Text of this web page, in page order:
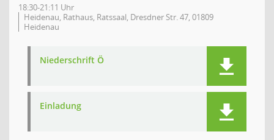
18:30-21:11 Uhr
Heidenau, Rathaus, Ratssaal, Dresdner Str. 47, 01809
Heidenau
Niederschrift Ö
Einladung